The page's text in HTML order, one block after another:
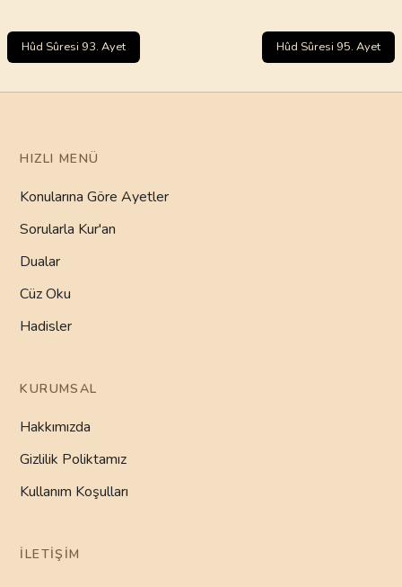
Hûd Sûresi 93. Ayet Hûd Sûresi 95. Ayet
HIZLI MENÜ
Konularına Göre Ayetler
Sorularla Kur'an
Dualar
Cüz Oku
Hadisler
KURUMSAL
Hakkımızda
Gizlilik Poliktamız
Kullanım Koşulları
İLETIŞIM